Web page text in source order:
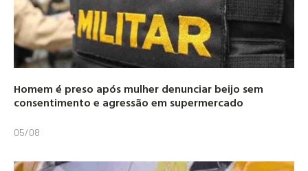
Homem é preso após mulher denunciar beijo sem
consentimento e agressão em supermercado
05/08